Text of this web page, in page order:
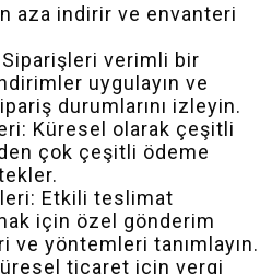
aza indirir ve envanteri
verimli bir
uygulayın ve
durumlarını izleyin.
Küresel olarak çeşitli
çok çeşitli ödeme
Etkili teslimat
için özel gönderim
ve yöntemleri tanımlayın.
ticaret için vergi